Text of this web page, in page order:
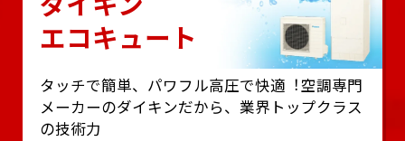
エコキュート
タッチで簡単、パワフル⾼圧で快適︕空調専⾨
メーカーのダイキンだから、業界トップクラス
の技術⼒